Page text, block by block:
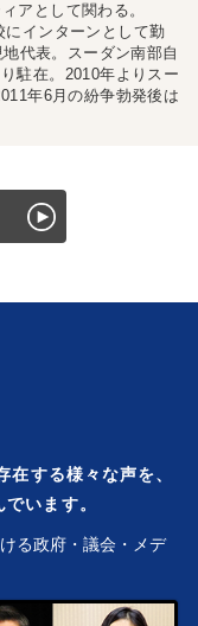
アとして関わる。
インターンとして勤
代表。スーダン南部自
駐在。2010年よりスー
年6月の紛争勃発後は
する様々な声を、
います。
る政府・議会・メデ